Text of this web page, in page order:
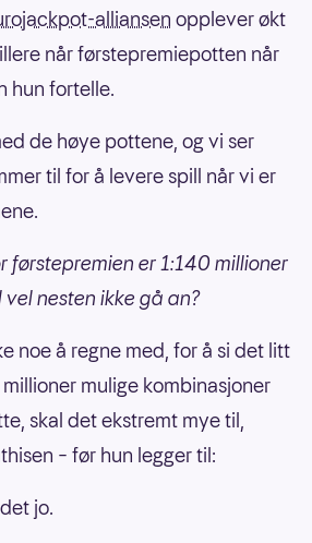
alliansen opplever økt
når førstepremiepotten når
hun fortelle.
de høye pottene, og vi ser
til for å levere spill når vi er
førstepremien er 1:140 millioner
nesten ikke gå an?
noe å regne med, for å si det litt
mulige kombinasjoner
skal det ekstremt mye til,
– før hun legger til:
jo.